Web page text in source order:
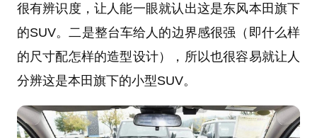
很有辨识度，让人能一眼就认出这是东风本田旗下
的SUV。二是整台车给人的边界感很强（即什么样
的尺寸配怎样的造型设计），所以也很容易就让人
分辨这是本田旗下的小型SUV。